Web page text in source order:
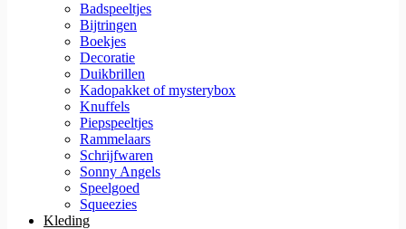
Badspeeltjes
Bijtringen
Boekjes
Decoratie
Duikbrillen
Kadopakket of mysterybox
Knuffels
Piepspeeltjes
Rammelaars
Schrijfwaren
Sonny Angels
Speelgoed
Squeezies
Kleding